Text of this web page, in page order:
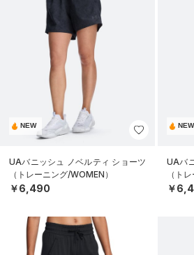
NEW
UAバニッシュ ノベルティ ショーツ
（トレーニング/WOMEN）
￥6,490
NEW
UAバ
（ト
￥